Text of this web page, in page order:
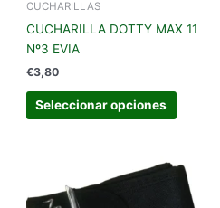
CUCHARILLAS
CUCHARILLA DOTTY MAX 11
Nº3 EVIA
€3,80
Seleccionar opciones
la